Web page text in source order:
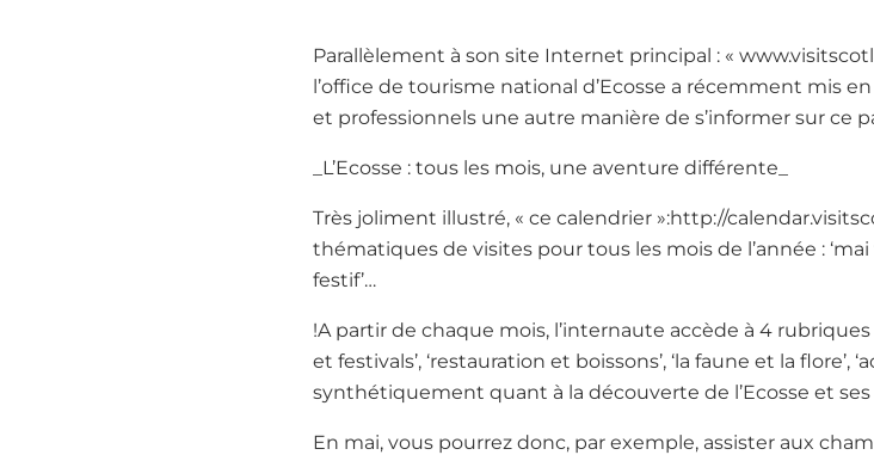
Parallèlement à son site Internet principal : «
l’office de tourisme national d’Ecosse a récemment mis
et professionnels une autre manière de s’informer sur ce
_L’Ecosse : tous les mois, une aventure différente_
Très joliment illustré, « ce calendrier »:http://
thématiques de visites pour tous les mois de l’année : ‘mai
festif’…
!A partir de chaque mois, l’internaute accède à 4
et festivals’, ‘restauration et boissons’, ‘la faune et la flore’,
synthétiquement quant à la découverte de l’Ecosse et
En mai, vous pourrez donc, par exemple, assister aux